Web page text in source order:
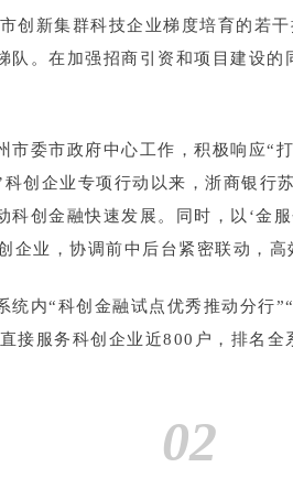
创新集群科技企业梯度培育的若
。在加强招商引资和项目建设
委市政府中心工作，积极响应
创企业专项行动以来，浙商银行
创金融快速发展。同时，以‘金
业，协调前中后台紧密联动，
内“科创金融试点优秀推动分行
接服务科创企业近800户，排名
02